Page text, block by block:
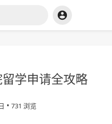
学申请全攻略
• 731 浏览